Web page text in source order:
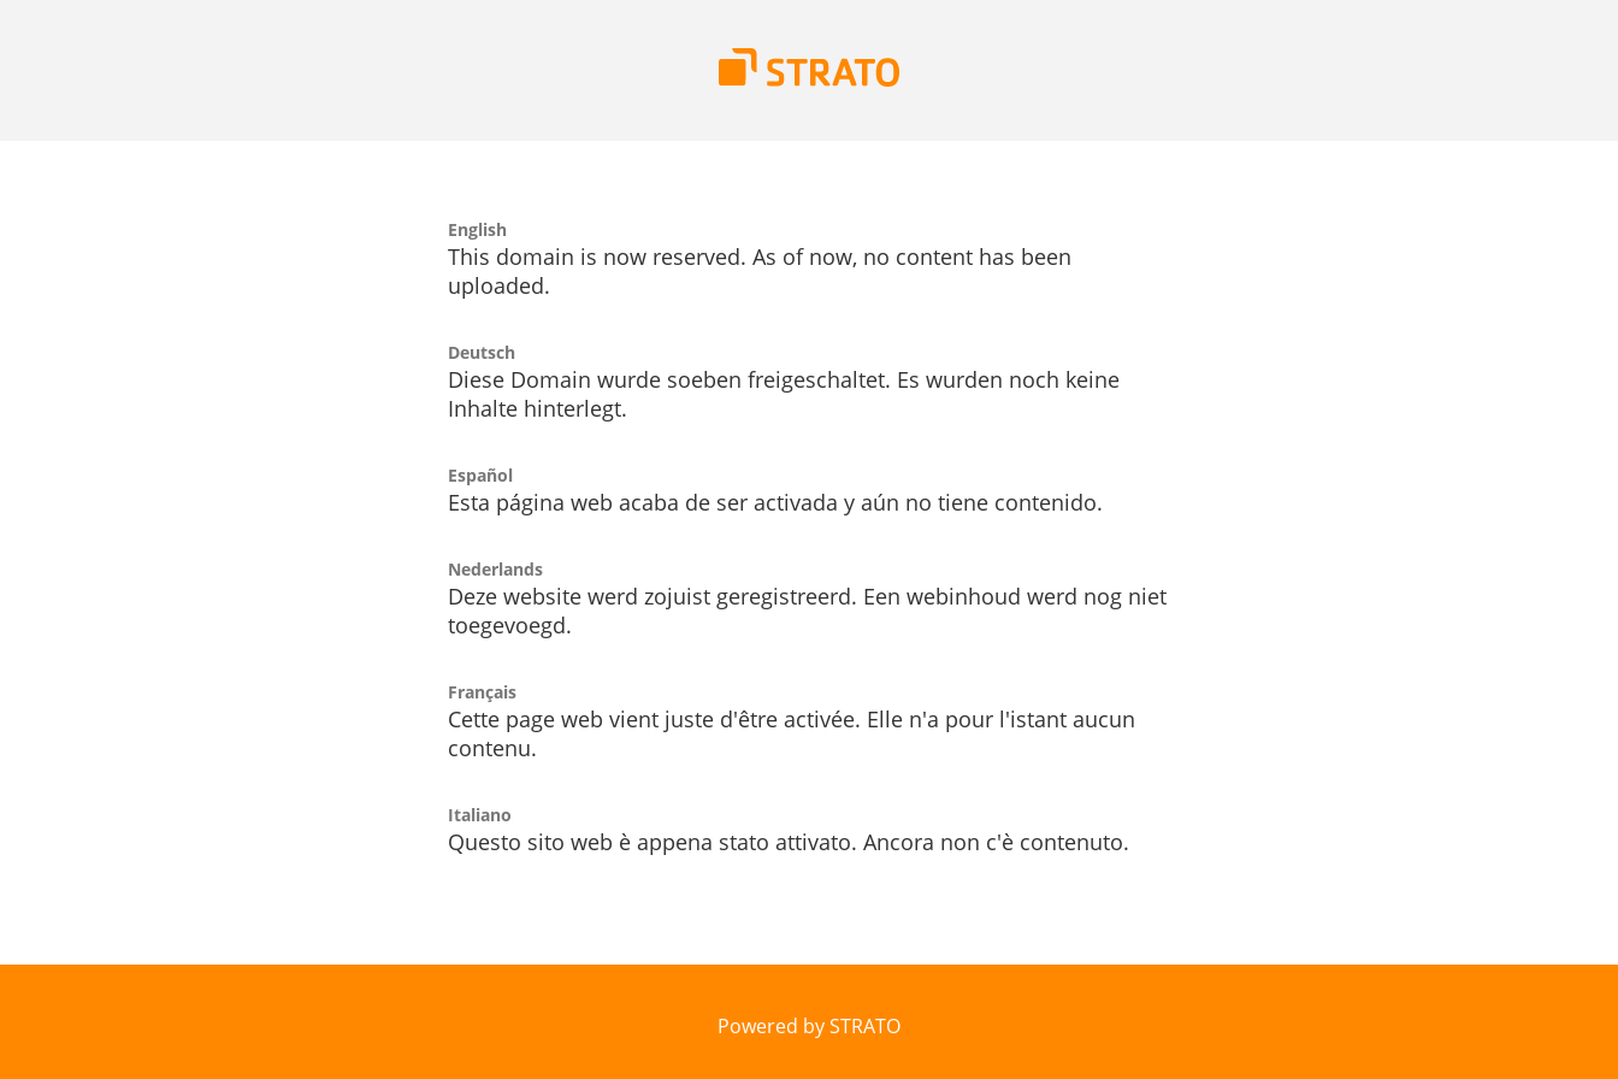
English
This domain is now reserved. As of now, no content has been
uploaded.
Deutsch
Diese Domain wurde soeben freigeschaltet. Es wurden noch keine
Inhalte hinterlegt.
Español
Esta página web acaba de ser activada y aún no tiene contenido.
Nederlands
Deze website werd zojuist geregistreerd. Een webinhoud werd nog niet
toegevoegd.
Français
Cette page web vient juste d'être activée. Elle n'a pour l'istant aucun
contenu.
Italiano
Questo sito web è appena stato attivato. Ancora non c'è contenuto.
Powered by STRATO